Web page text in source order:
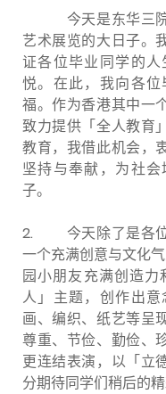
今天是东华三院
艺术展览的大日子。
证各位毕业同学的
悦。在此，我向各
福。作为香港其中一
致力提供「全人教育
教育，我借此机会，
坚持与奉献，为社
子。
2. 今天除了是各位
一个充满创意与文化
园小朋友充满创造
人」主题，创作出
画、编织、纸艺等呈
尊重、节俭、勤俭、
更连结表演，以「立
分期待同学们稍后的精